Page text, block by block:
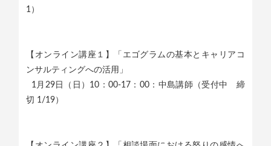
1）
【オンライン講座１】「エゴグラムの基本とキャリアコ
ンサルティングへの活用」
1月29日（日）10：00-17：00：中島講師（受付中 締
切 1/19）